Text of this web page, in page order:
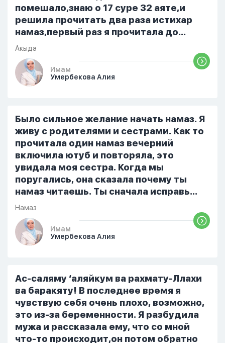
помешало,знаю о 17 суре 32 аяте,и
решила прочитать два раза истихар
намаз,первый раз я прочитала до
«Аср» намаза и сначала было
тревожно,позже стало спокойно и в
голову начали лезть только хорошие
мысли,во второй раз когда я решила в
русский,потому что боялась
ошибиться и то что намаз не
примется,совершила истихар во время
тахаджуд...
Акыда
Имам
Умербекова Алия
Было сильное желание начать намаз. Я
живу с родителями и сестрами. Как то
прочитала один намаз вечерний
включила ютуб и повторяла, это
увидала моя сестра. Когда мы
поругались, она сказала почему ты
намаз читаешь. Ты сначала исправь
себя. После этого я не вставала на
намаз и не видела жайнамаз. Я просто
уже так не могу читать, смотреть . Дуа
я делаю скрытно если делаю дома. Я
От родных же людей.
Намаз
Имам
Умербекова Алия
Ас-саляму ‘аляйкум ва рахмату-Ллахи
ва баракяту! В последнее время я
чувствую себя очень плохо, возможно,
это из-за беременности. Я разбудила
мужа и рассказала ему, что со мной
что-то происходит,он потом обратно